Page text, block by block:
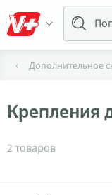
Дополнительное
Крепления
Товары в
2 товаров